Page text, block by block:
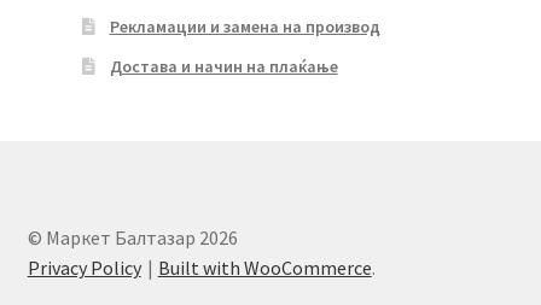
Рекламации и замена на производ
Достава и начин на плаќање
© Маркет Балтазар 2026
Privacy Policy
Built with WooCommerce.